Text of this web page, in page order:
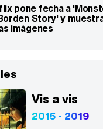
pone fecha a
Story' y
imágenes
Vis a vis
2015 - 2019